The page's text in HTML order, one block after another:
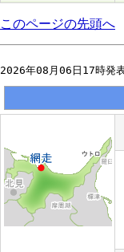
このページの先頭へ
2026年08月06日17時発